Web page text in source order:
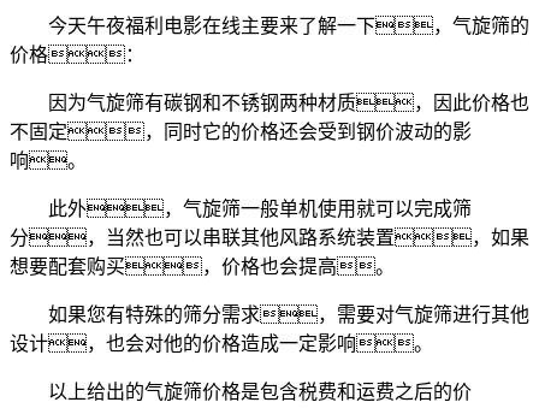
今天午夜福利电影在线主要来了解一下，气旋筛的
价格：
因为气旋筛有碳钢和不锈钢两种材质，因此价格也
不固定，同时它的价格还会受到钢价波动的影
响。
此外，气旋筛一般单机使用就可以完成筛
分，当然也可以串联其他风路系统装置，如果
想要配套购买，价格也会提高。
如果您有特殊的筛分需求，需要对气旋筛进行其他
设计，也会对他的价格造成一定影响。
以上给出的气旋筛价格是包含税费和运费之后的价